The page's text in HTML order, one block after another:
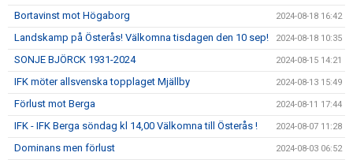
Bortavinst mot Högaborg 2024-08-18 16:42
Landskamp på Österås! Välkomna tisdagen den 10 sep! 2024-08-18 10:35
SONJE BJÖRCK 1931-2024 2024-08-15 14:21
IFK möter allsvenska topplaget Mjällby 2024-08-13 15:49
Förlust mot Berga 2024-08-11 17:44
IFK - IFK Berga söndag kl 14,00 Välkomna till Österås ! 2024-08-07 11:28
Dominans men förlust 2024-08-03 06:52